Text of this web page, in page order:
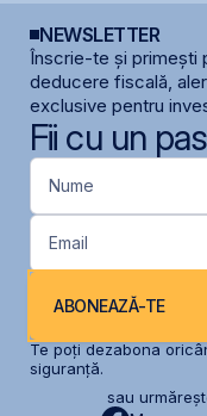
NEWSLETTER
Înscrie-te și primești
deducere fiscală,
exclusive pentru
Fii cu un
Nume
Email
ABONEAZĂ-TE
Te poți dezabona
siguranță.
sau